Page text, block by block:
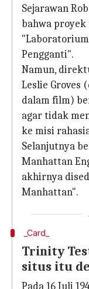
Sejarawan
bahwa
"Laboratorium
Pengganti".
Namun,
Leslie Groves
dalam film)
agar tidak
ke misi
Selanjutnya
Manhattan
akhirnya
Manhattan".
_Card_
Trinity
situs itu
Pada 16 Juli